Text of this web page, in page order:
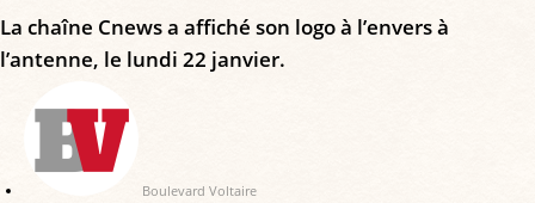
La chaîne Cnews a affiché son logo à l’envers à
l’antenne, le lundi 22 janvier.
Boulevard Voltaire